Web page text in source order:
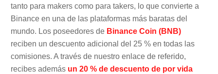
tanto para makers como para takers, lo que convierte a
Binance en una de las plataformas más baratas del
mundo. Los poseedores de Binance Coin (BNB)
reciben un descuento adicional del 25 % en todas las
comisiones. A través de nuestro enlace de referido,
recibes además un 20 % de descuento de por vida